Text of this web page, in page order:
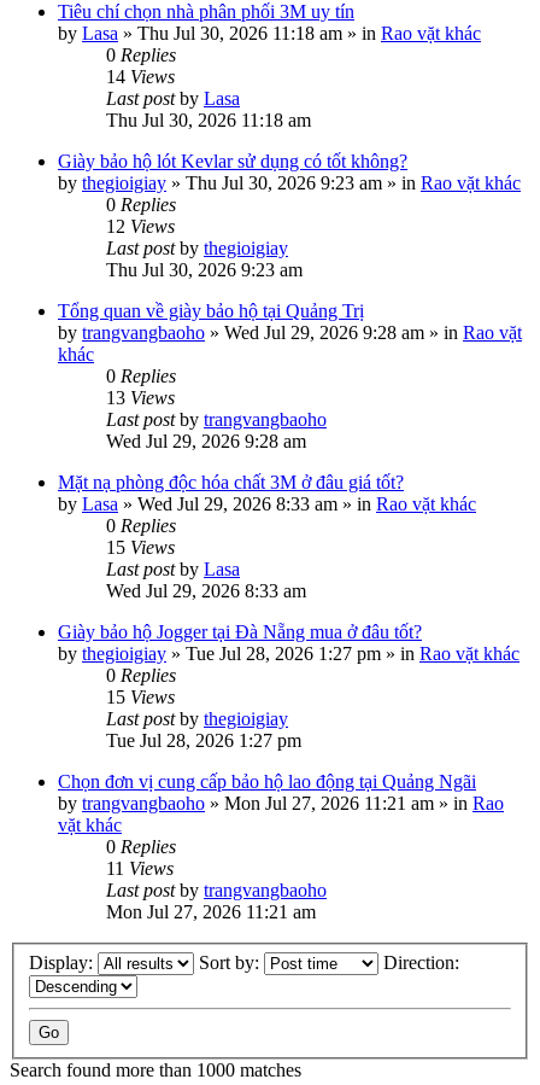
Tiêu chí chọn nhà phân phối 3M uy tín
by Lasa » Thu Jul 30, 2026 11:18 am » in Rao vặt khác
0 Replies
14 Views
Last postby Lasa
Thu Jul 30, 2026 11:18 am
Giày bảo hộ lót Kevlar sử dụng có tốt không?
by thegioigiay » Thu Jul 30, 2026 9:23 am » in Rao vặt khác
0 Replies
12 Views
Last postby thegioigiay
Thu Jul 30, 2026 9:23 am
Tổng quan về giày bảo hộ tại Quảng Trị
by trangvangbaoho » Wed Jul 29, 2026 9:28 am » in Rao vặt
khác
0 Replies
13 Views
Last postby trangvangbaoho
Wed Jul 29, 2026 9:28 am
Mặt nạ phòng độc hóa chất 3M ở đâu giá tốt?
by Lasa » Wed Jul 29, 2026 8:33 am » in Rao vặt khác
0 Replies
15 Views
Last postby Lasa
Wed Jul 29, 2026 8:33 am
Giày bảo hộ Jogger tại Đà Nẵng mua ở đâu tốt?
by thegioigiay » Tue Jul 28, 2026 1:27 pm » in Rao vặt khác
0 Replies
15 Views
Last postby thegioigiay
Tue Jul 28, 2026 1:27 pm
Chọn đơn vị cung cấp bảo hộ lao động tại Quảng Ngãi
by trangvangbaoho » Mon Jul 27, 2026 11:21 am » in Rao
vặt khác
0 Replies
11 Views
Last postby trangvangbaoho
Mon Jul 27, 2026 11:21 am
Display: Sort by: Direction:
Search found more than 1000 matches